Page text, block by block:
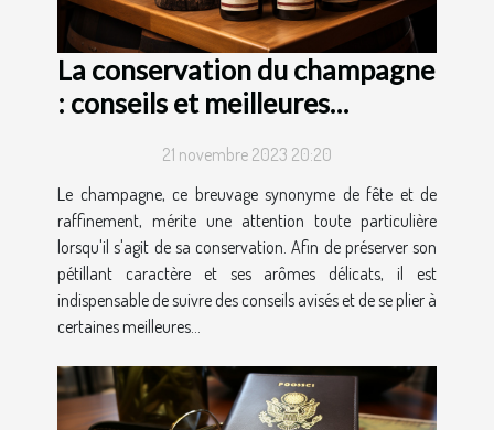
La conservation du champagne
: conseils et meilleures
21 novembre 2023 20:20
Le champagne, ce breuvage synonyme de fête et de
raffinement, mérite une attention toute particulière
lorsqu'il s'agit de sa conservation. Afin de préserver son
pétillant caractère et ses arômes délicats, il est
indispensable de suivre des conseils avisés et de se plier à
certaines meilleures...